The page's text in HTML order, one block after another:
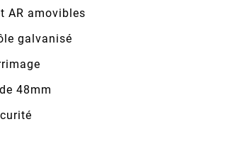
AR amovibles
galvanisé
48mm